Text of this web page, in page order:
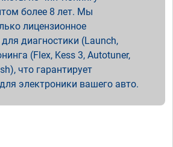
более 8 лет. Мы
лицензионное
диагностики (Launch,
(Flex, Kess 3, Autotuner,
что гарантирует
электроники вашего авто.